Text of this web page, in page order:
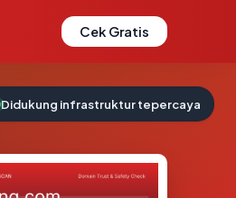
Cek Gratis
Didukung infrastruktur tepercaya